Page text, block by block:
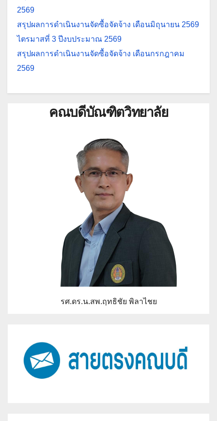
2569
สรุปผลการดำเนินงานจัดซื้อจัดจ้าง เดือนมิถุนายน 2569
ไตรมาสที่ 3 ปีงบประมาณ 2569
สรุปผลการดำเนินงานจัดซื้อจัดจ้าง เดือนกรกฎาคม
2569
คณบดีบัณฑิตวิทยาลัย
รศ.ดร.น.สพ.ฤทธิชัย พิลาไชย